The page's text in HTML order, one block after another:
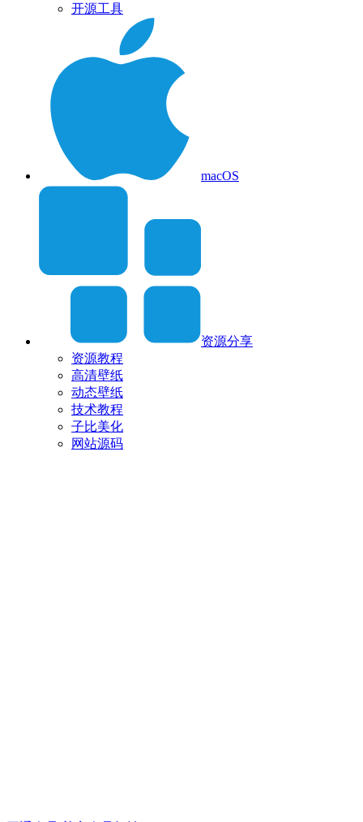
开源工具
macOS
资源分享
资源教程
高清壁纸
动态壁纸
技术教程
子比美化
网站源码